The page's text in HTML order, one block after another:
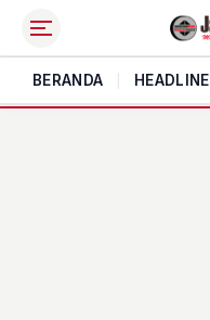
BERANDA HEADLINE